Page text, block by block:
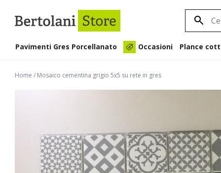
Pavimenti Gres Porcellanato Occasioni Plance
Home / Mosaico cementina grigio 5x5 su rete in gres